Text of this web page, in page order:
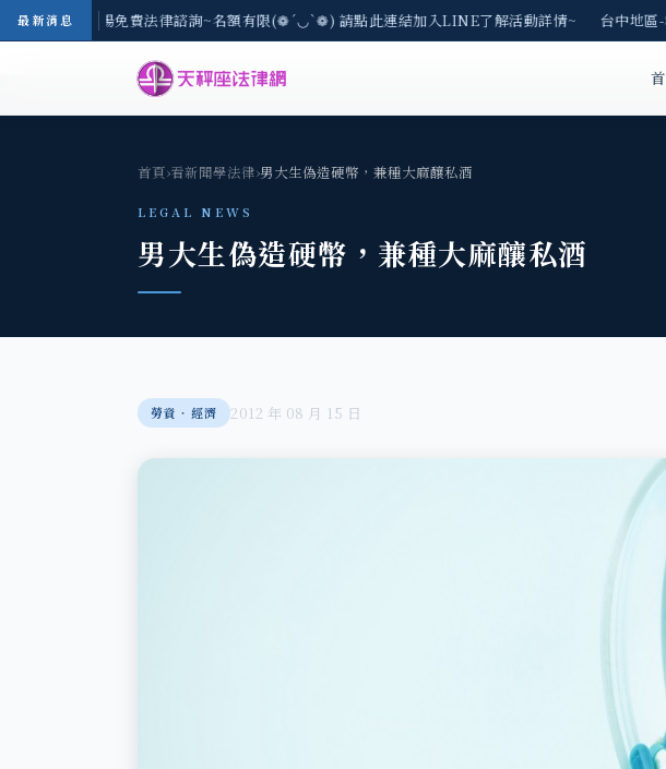
最新消息
-8/3(一) 現場免費法律諮詢~名額有限(❁´◡`❁) 請點此連結加入LINE了解活動詳情~ 台中地區-
首頁›看新聞學法律›男大生偽造硬幣，兼種大麻釀私酒
LEGAL NEWS
男大生偽造硬幣，兼種大麻釀私酒
勞資‧經濟 2012 年 08 月 15 日